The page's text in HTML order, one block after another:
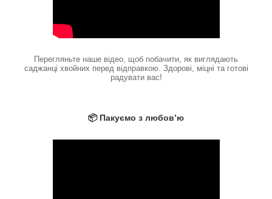
Перегляньте наше відео, щоб побачити, як виглядають
саджанці хвойних перед відправкою. Здорові, міцні та готові
радувати вас!
📦 Пакуємо з любов’ю